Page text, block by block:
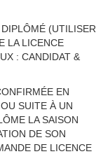
(UTILISER
LA LICENCE
: CANDIDAT &
EN
SUITE À UN
LA SAISON
DE SON
DE LICENCE